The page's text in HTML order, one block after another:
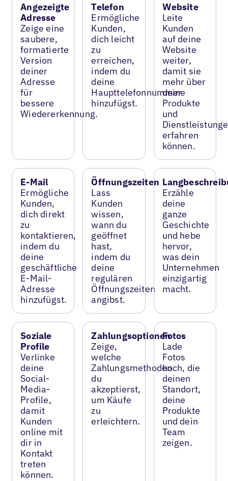
Angezeigte
Adresse
Zeige eine
saubere,
formatierte
Version
deiner
Adresse
für
bessere
Wiedererkennung.
Telefon
Ermögliche
Kunden,
dich leicht
zu
erreichen,
indem du
deine
Haupttelefonnummer
hinzufügst.
Website
Leite
Kunden
auf deine
Website
weiter,
damit sie
mehr über
deine
Produkte
und
erfahren
können.
E-Mail
Ermögliche
Kunden,
dich direkt
zu
kontaktieren,
indem du
deine
geschäftliche
E-Mail-
Adresse
hinzufügst.
Öffnungszeiten
Lass
Kunden
wissen,
wann du
geöffnet
hast,
indem du
deine
regulären
Öffnungszeiten
angibst.
Erzähle
deine
ganze
Geschichte
und hebe
hervor,
was dein
Unternehmen
einzigartig
macht.
Soziale
Profile
Verlinke
deine
Social-
Media-
Profile,
damit
Kunden
online mit
dir in
Kontakt
treten
können.
Zahlungsoptionen
Zeige,
welche
Zahlungsmethoden
du
akzeptierst,
um Käufe
zu
erleichtern.
Fotos
Lade
Fotos
hoch, die
deinen
Standort,
deine
Produkte
und dein
Team
zeigen.